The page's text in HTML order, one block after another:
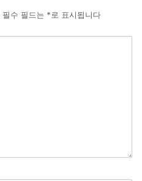
필수 필드는 *로 표시됩니다